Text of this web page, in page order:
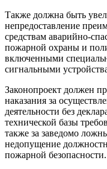
Также должна быть
непредоставление
средствам аварийно-
пожарной охраны и
включенными
сигнальными
Законопроект должен
наказания за
деятельности без
технической базы
также за заведомо
недопущение
пожарной безопасности.